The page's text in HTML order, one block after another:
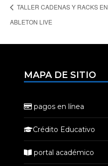
TALLER CADENAS Y RACKS EN
ABLETON LIVE
MAPA DE SITIO
pagos en línea
Crédito Educativo
portal académico